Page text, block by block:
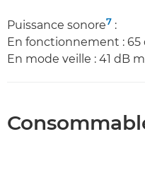
Puissance sonore7 :
En fonctionnement :
En mode veille : 41 dB